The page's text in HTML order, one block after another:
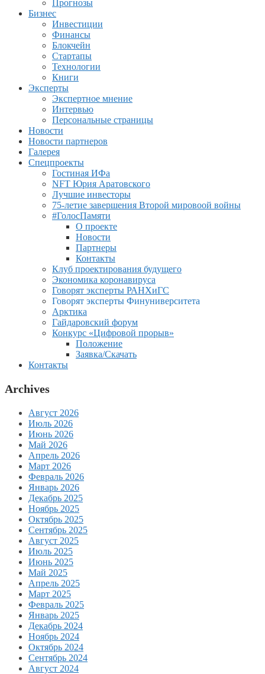
Прогнозы
Бизнес
Инвестиции
Финансы
Блокчейн
Стартапы
Технологии
Книги
Эксперты
Экспертное мнение
Интервью
Персональные страницы
Новости
Новости партнеров
Галерея
Спецпроекты
Гостиная ИФа
NFT Юрия Аратовского
Лучшие инвесторы
75-летие завершения Второй мировоой войны
#ГолосПамяти
О проекте
Новости
Партнеры
Контакты
Клуб проектирования будущего
Экономика коронавируса
Говорят эксперты РАНХиГС
Говорят эксперты Финуниверситета
Арктика
Гайдаровский форум
Конкурс «Цифровой прорыв»
Положение
Заявка/Скачать
Контакты
Archives
Август 2026
Июль 2026
Июнь 2026
Май 2026
Апрель 2026
Март 2026
Февраль 2026
Январь 2026
Декабрь 2025
Ноябрь 2025
Октябрь 2025
Сентябрь 2025
Август 2025
Июль 2025
Июнь 2025
Май 2025
Апрель 2025
Март 2025
Февраль 2025
Январь 2025
Декабрь 2024
Ноябрь 2024
Октябрь 2024
Сентябрь 2024
Август 2024